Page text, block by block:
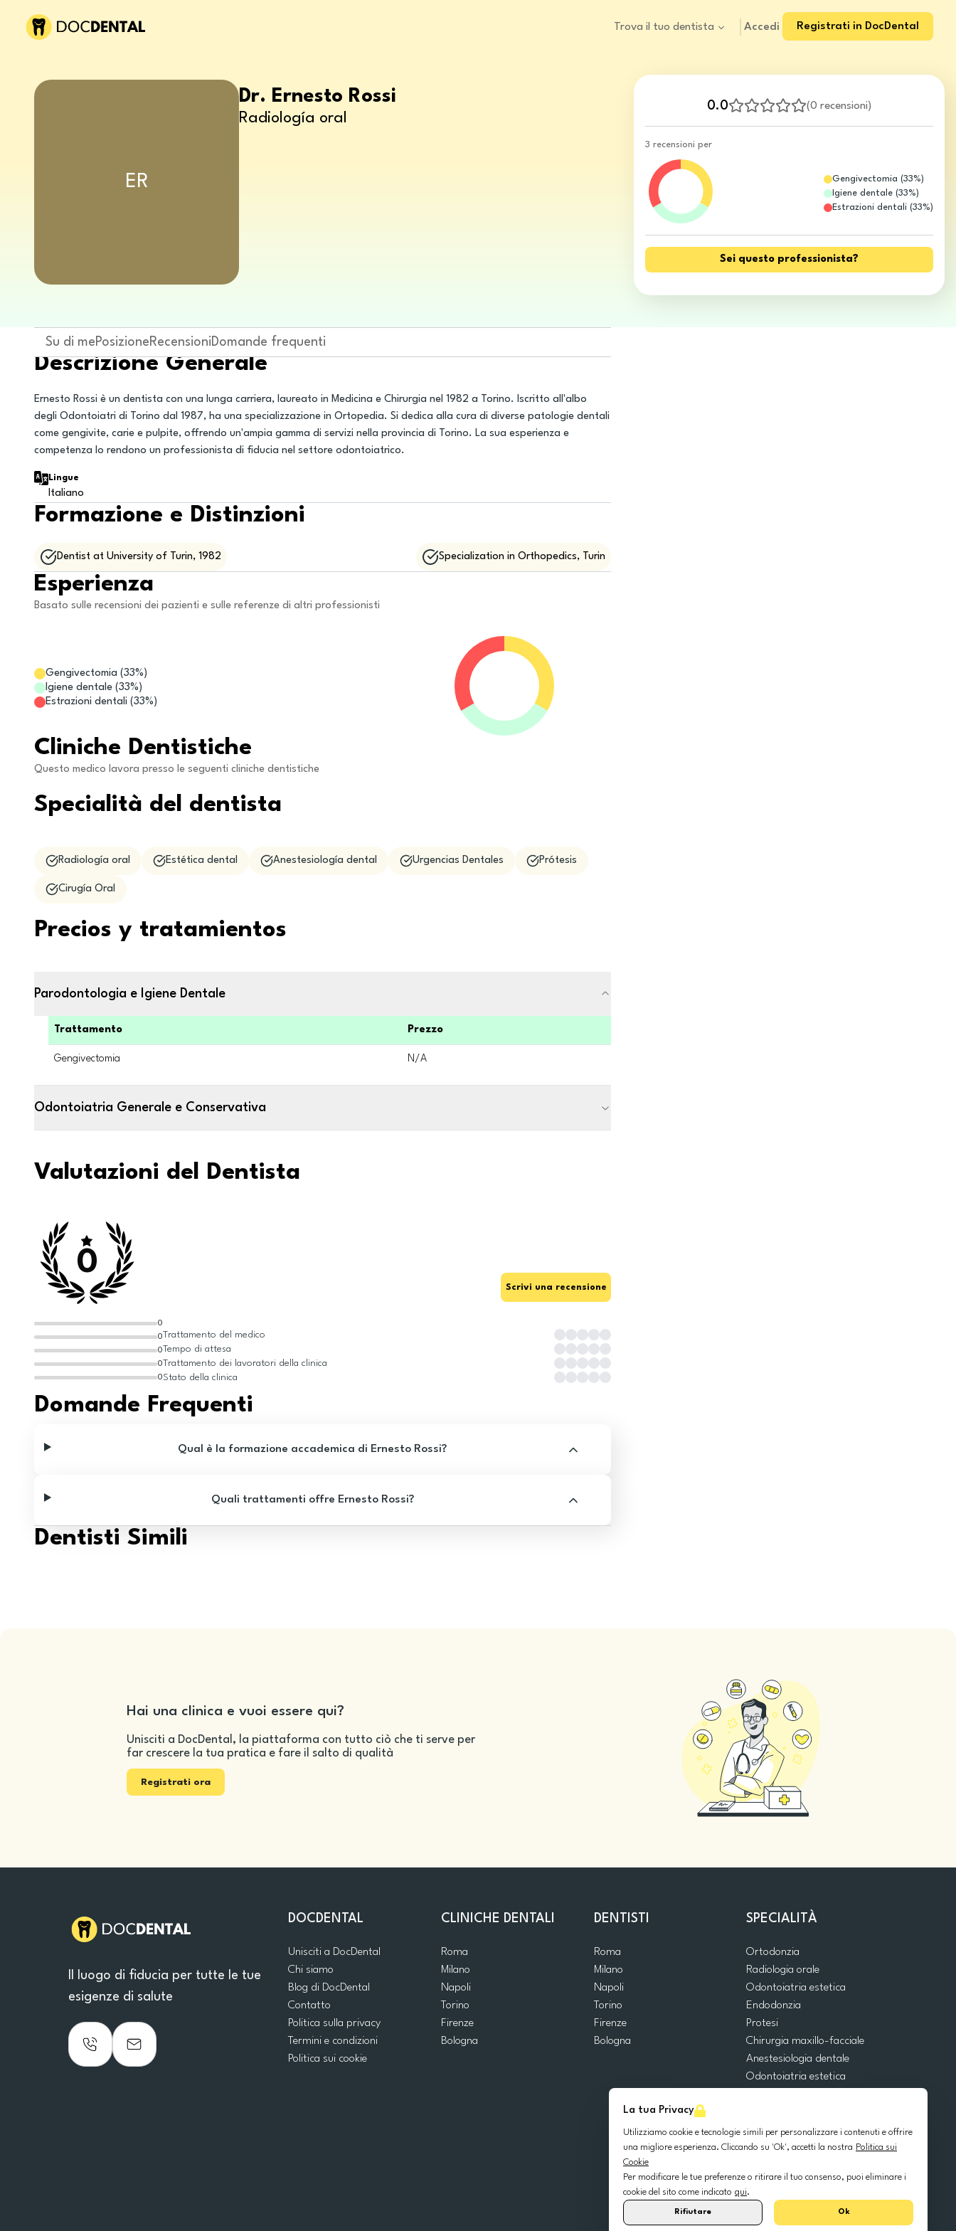
Trova il tuo dentista Accedi Registrati in DocDental
La tua Privacy
Utilizziamo cookie e tecnologie simili per personalizzare i contenuti e offrire
una migliore esperienza. Cliccando su 'Ok', accetti la nostra Politica sui
Cookie
Per modificare le tue preferenze o ritirare il tuo consenso, puoi eliminare i
cookie del sito come indicato qui.
Rifiutare Ok
0.0 (0 recensioni)
3 recensioni per
Gengivectomia (33%)
Igiene dentale(33%)
Estrazioni dentali(33%)
Sei questo professionista?
ER
Dr. Ernesto Rossi
Radiología oral
Su di mePosizioneRecensioniDomande frequenti
Descrizione Generale
Ernesto Rossi è un dentista con una lunga carriera, laureato in Medicina e Chirurgia nel 1982 a Torino. Iscritto all'albo
degli Odontoiatri di Torino dal 1987, ha una specializzazione in Ortopedia. Si dedica alla cura di diverse patologie dentali
come gengivite, carie e pulpite, offrendo un'ampia gamma di servizi nella provincia di Torino. La sua esperienza e
competenza lo rendono un professionista di fiducia nel settore odontoiatrico.
Lingue
Italiano
Formazione e Distinzioni
Dentist at University of Turin, 1982 Specialization in Orthopedics, Turin
Esperienza
Basato sulle recensioni dei pazienti e sulle referenze di altri professionisti
Gengivectomia (33%)
Igiene dentale (33%)
Estrazioni dentali (33%)
Cliniche Dentistiche
Questo medico lavora presso le seguenti cliniche dentistiche
Specialità del dentista
Radiología oral Estética dental Anestesiología dental Urgencias Dentales Prótesis
Cirugía Oral
Precios y tratamientos
Parodontologia e Igiene Dentale
Trattamento Prezzo
Gengivectomia N/A
Odontoiatria Generale e Conservativa
Valutazioni del Dentista
0
0
0
0
0
0
Scrivi una recensione
Trattamento del medico
Tempo di attesa
Trattamento dei lavoratori della clinica
Stato della clinica
Domande Frequenti
Qual è la formazione accademica di Ernesto Rossi?
Quali trattamenti offre Ernesto Rossi?
Dentisti Simili
Hai una clinica e vuoi essere qui?
Unisciti a DocDental, la piattaforma con tutto ciò che ti serve per
far crescere la tua pratica e fare il salto di qualità
Registrati ora
Il luogo di fiducia per tutte le tue
esigenze di salute
DOCDENTAL
Unisciti a DocDental
Chi siamo
Blog di DocDental
Contatto
Politica sulla privacy
Termini e condizioni
Politica sui cookie
CLINICHE DENTALI
Roma
Milano
Napoli
Torino
Firenze
Bologna
DENTISTI
Roma
Milano
Napoli
Torino
Firenze
Bologna
SPECIALITÀ
Ortodonzia
Radiologia orale
Odontoiatria estetica
Endodonzia
Protesi
Chirurgia maxillo-facciale
Anestesiologia dentale
Odontoiatria estetica
Odontoiatria pediatrica
Chirurgia orale
Parodontologia